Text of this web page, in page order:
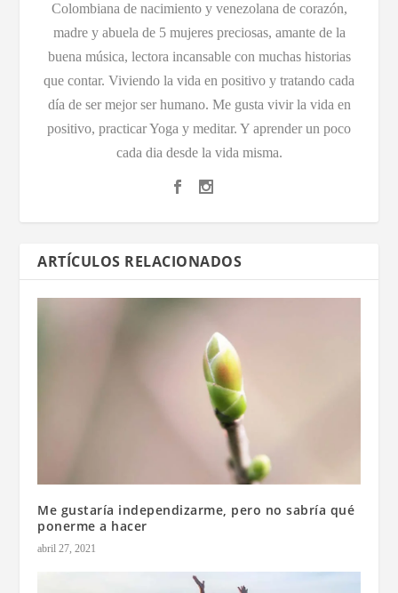
Colombiana de nacimiento y venezolana de corazón,
madre y abuela de 5 mujeres preciosas, amante de la
buena música, lectora incansable con muchas historias
que contar. Viviendo la vida en positivo y tratando cada
día de ser mejor ser humano. Me gusta vivir la vida en
positivo, practicar Yoga y meditar. Y aprender un poco
cada dia desde la vida misma.
ARTÍCULOS RELACIONADOS
Me gustaría independizarme, pero no sabría qué
ponerme a hacer
abril 27, 2021